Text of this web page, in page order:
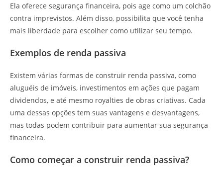
Ela oferece segurança financeira, pois age como um colchão
contra imprevistos. Além disso, possibilita que você tenha
mais liberdade para escolher como utilizar seu tempo.
Exemplos de renda passiva
Existem várias formas de construir renda passiva, como
aluguéis de imóveis, investimentos em ações que pagam
dividendos, e até mesmo royalties de obras criativas. Cada
uma dessas opções tem suas vantagens e desvantagens,
mas todas podem contribuir para aumentar sua segurança
financeira.
Como começar a construir renda passiva?